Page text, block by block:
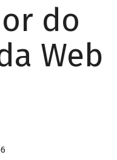
do
Web